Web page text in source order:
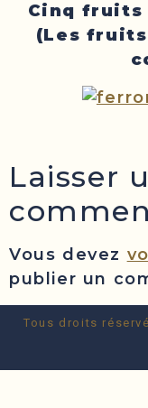
Cinq fruits
(Les
Laisser
Vous devez
publier un
Tous droits